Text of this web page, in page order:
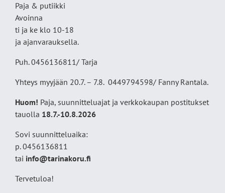
Paja & putiikki
Avoinna
ti ja ke klo 10-18
ja ajanvarauksella.
Puh. 0456136811/ Tarja
Yhteys myyjään 20.7. – 7.8. 0449794598/ Fanny Rantala.
Huom! Paja, suunnitteluajat ja verkkokaupan postitukset
tauolla 18.7.-10.8.2026
Sovi suunnitteluaika:
p. 0456136811
tai info@tarinakoru.fi
Tervetuloa!